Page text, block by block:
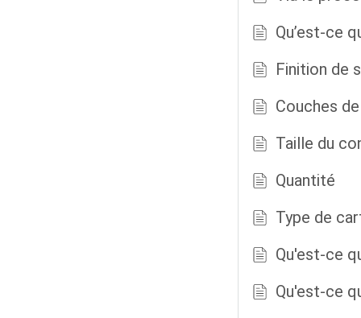
Qu’est-ce
Finition de
Couches
Taille du
Quantité
Type de
Qu'est-ce
Qu'est-ce